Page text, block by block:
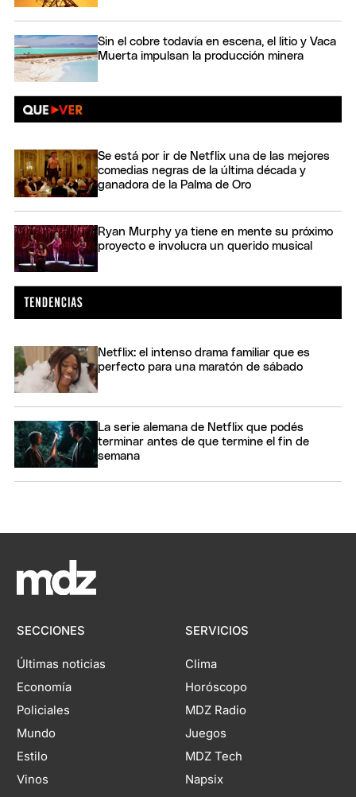
Sin el cobre todavía en escena, el litio y Vaca
Muerta impulsan la producción minera
Se está por ir de Netflix una de las mejores
comedias negras de la última década y
ganadora de la Palma de Oro
Ryan Murphy ya tiene en mente su próximo
proyecto e involucra un querido musical
Netflix: el intenso drama familiar que es
perfecto para una maratón de sábado
La serie alemana de Netflix que podés
terminar antes de que termine el fin de
semana
SECCIONES
Últimas noticias
Economía
Policiales
Mundo
Estilo
Vinos
SERVICIOS
Clima
Horóscopo
MDZ Radio
Juegos
MDZ Tech
Napsix